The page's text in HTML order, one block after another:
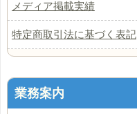
メディア掲載実績
特定商取引法に基づく表記
業務案内